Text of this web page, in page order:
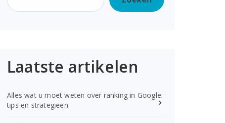
Laatste artikelen
Alles wat u moet weten over ranking in Google:
tips en strategieën